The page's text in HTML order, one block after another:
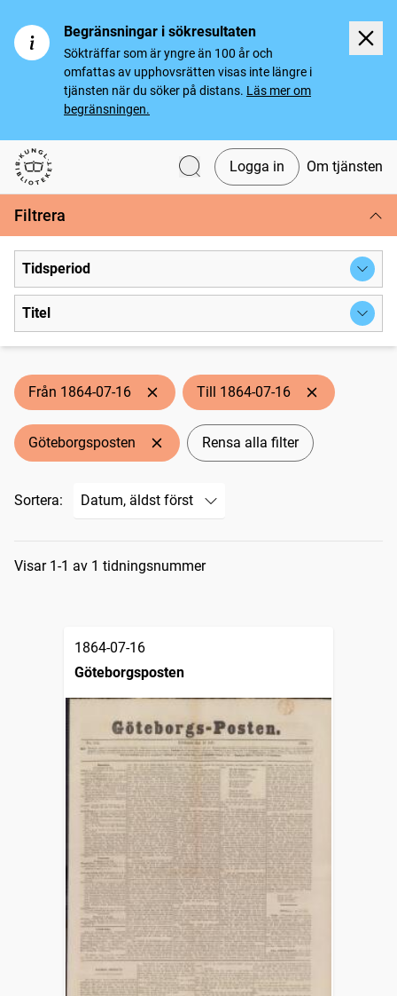
Begränsningar i sökresultaten
Sökträffar som är yngre än 100 år och
omfattas av upphovsrätten visas inte längre i
tjänsten när du söker på distans. Läs mer om
begränsningen.
Svenska tidningar
Logga in Om tjänsten
Filtrera
Tidsperiod
Titel
Från 1864-07-16 Till 1864-07-16
Göteborgsposten Rensa alla filter
Sortera:
Sökresultat
Visar 1-1 av 1 tidningsnummer
1864-07-16
Göteborgsposten